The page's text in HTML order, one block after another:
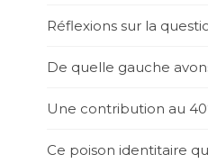
Réflexions sur la
De quelle gauche
Une contribution au
Ce poison identitaire